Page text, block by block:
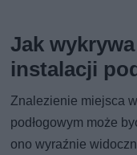
Jak
instalacji
Znalezienie miejsca
podłogowym może
ono wyraźnie